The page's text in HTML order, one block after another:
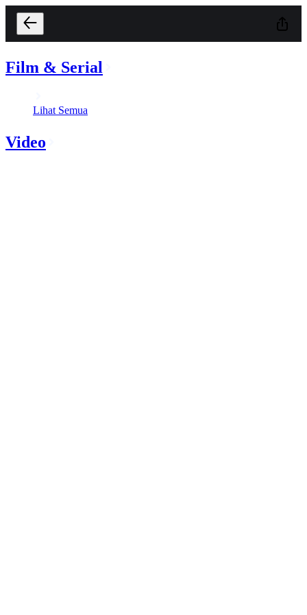
Film & Serial
Lihat Semua
Video